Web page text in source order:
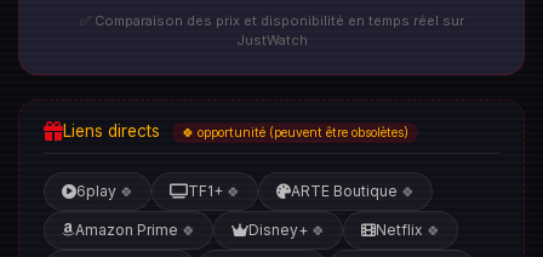
✅ Comparaison des prix et disponibilité en temps réel sur
JustWatch
Liens directs 🍀 opportunité (peuvent être obsolètes)
6play 🍀 TF1+ 🍀 ARTE Boutique 🍀
Amazon Prime 🍀 Disney+ 🍀 Netflix 🍀